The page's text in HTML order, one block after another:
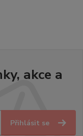
akce a
Přihlásit se